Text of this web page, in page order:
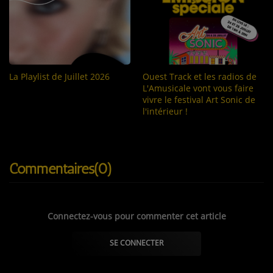
La Playlist de Juillet 2026
Ouest Track et les radios de
L'Amusicale vont vous faire
vivre le festival Art Sonic de
l'intérieur !
Commentaires(0)
Connectez-vous pour commenter cet article
SE CONNECTER